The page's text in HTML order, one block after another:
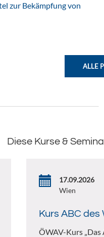
zur Bekämpfung von
ALLE
Diese Kurse &
17.09.2026
Wien
Kurs ABC
ÖWAV-Kurs „Das